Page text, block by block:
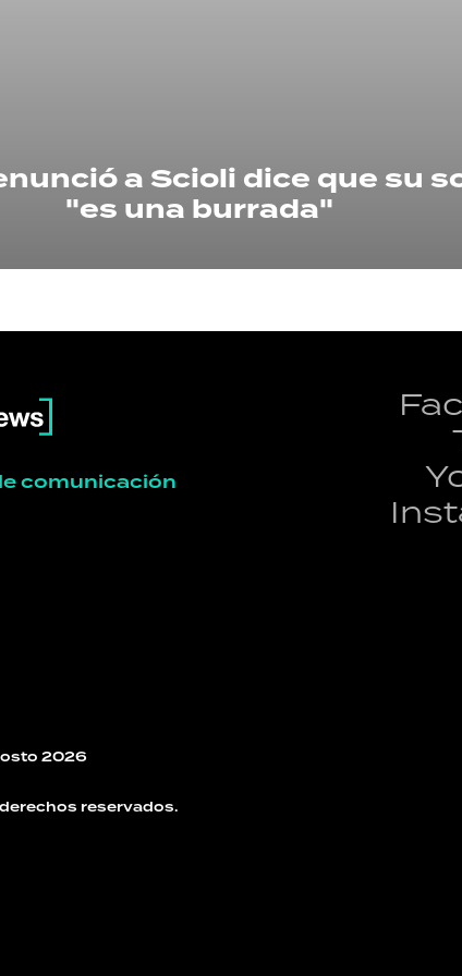
a Scioli dice que su
"es una burrada"
comunicación
2026
reservados.